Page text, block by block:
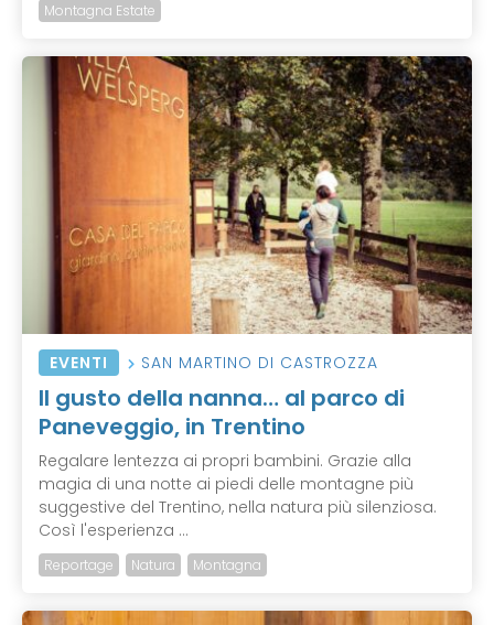
Montagna Estate
EVENTI SAN MARTINO DI CASTROZZA
Il gusto della nanna… al parco di
Paneveggio, in Trentino
Regalare lentezza ai propri bambini. Grazie alla
magia di una notte ai piedi delle montagne più
suggestive del Trentino, nella natura più silenziosa.
Così l'esperienza ...
Reportage Natura Montagna